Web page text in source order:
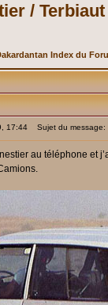
/
Index du
17:44 Sujet du message:
au téléphone et